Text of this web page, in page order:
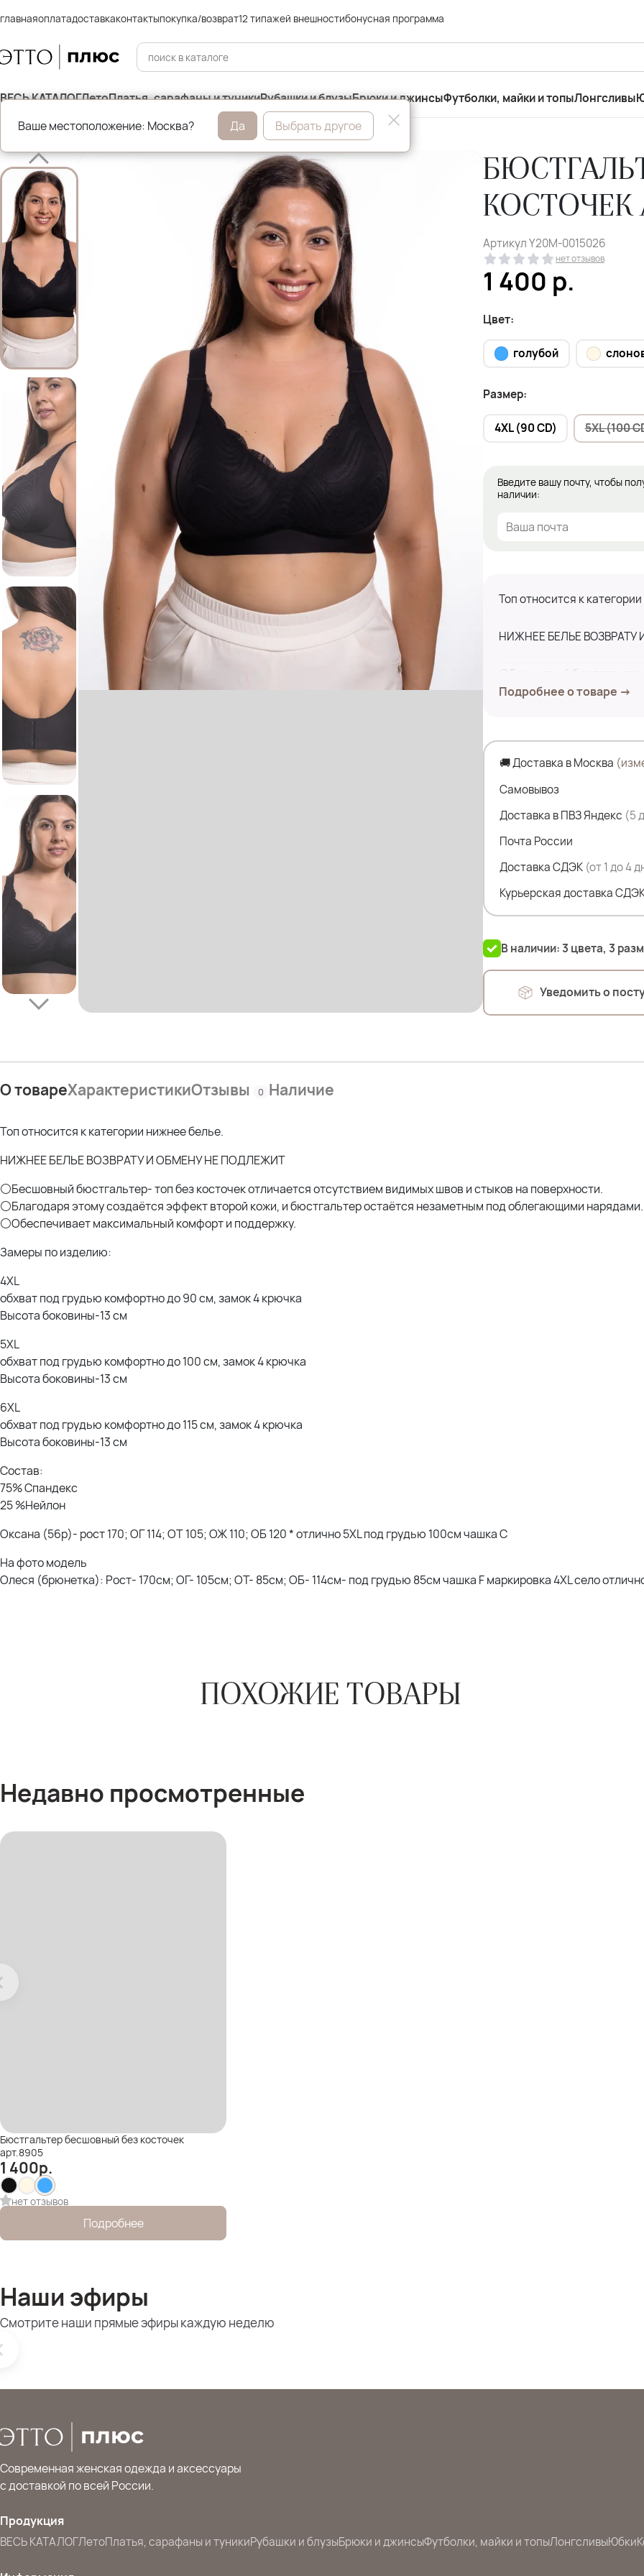
главнаяоплатадоставкаконтактыпокупка/возврат12 типажей внешностибонусная программа
ВЕСЬ КАТАЛОГЛетоПлатья, сарафаны и туникиРубашки и блузыБрюки и джинсыФутболки, майки и топыЛонгсливы
Главная Нижнее бельё
КОСТОЧЕК
АртикулY20M-0015026
нет отзывов
1 400 р.
Цвет:
голубой
Размер:
4XL (90 CD) 5XL (100
Введите вашу почту, чтобы
наличии:
Топ относится к
НИЖНЕЕ БЕЛЬЕ
⚪Бесшовный
швов и стыков на
Замеры по изделию:
обхват под грудью
Высота боковины-13 см
обхват под грудью
Высота боковины-13 см
6XL
обхват под грудью
Высота боковины-13 см
25 %Нейлон
чашка F маркировка 4XL
Подробнее о товаре →
🚚 Доставка в Москва
Самовывоз
Доставка в ПВЗ Яндекс (5
Почта России
Доставка СДЭК (от 1 до 4
Курьерская доставка
В наличии: 3 цвета, 3
Уведомить о
О товареХарактеристикиОтзывы 0 Наличие
Топ относится к категории нижнее белье.
НИЖНЕЕ БЕЛЬЕ ВОЗВРАТУ И ОБМЕНУ НЕ ПОДЛЕЖИТ
⚪Бесшовный бюстгальтер- топ без косточек отличается отсутствием видимых швов и стыков на поверхности.
⚪Благодаря этому создаётся эффект второй кожи, и бюстгальтер остаётся незаметным под облегающими нарядами.
⚪Обеспечивает максимальный комфорт и поддержку.
Замеры по изделию:
4XL
обхват под грудью комфортно до 90 см, замок 4 крючка
Высота боковины-13 см
5XL
обхват под грудью комфортно до 100 см, замок 4 крючка
Высота боковины-13 см
6XL
обхват под грудью комфортно до 115 см, замок 4 крючка
Высота боковины-13 см
Состав:
75% Спандекс
25 %Нейлон
Оксана (56р)- рост 170; ОГ 114; ОТ 105; ОЖ 110; ОБ 120 * отлично 5XL под грудью 100см чашка С
На фото модель
Олеся (брюнетка): Рост- 170см; ОГ- 105см; ОТ- 85см; ОБ- 114см- под грудью 85см чашка F маркировка 4XL село
ПОХОЖИЕ ТОВАРЫ
Недавно просмотренные
Бюстгальтер бесшовный без косточек
арт.8905
1 400р.
нет отзывов
Подробнее
Наши эфиры
Смотрите наши прямые эфиры каждую неделю
Современная женская одежда и аксессуары
с доставкой по всей России.
Продукция
ВЕСЬ КАТАЛОГЛетоПлатья, сарафаны и туникиРубашки и блузыБрюки и джинсыФутболки, майки и топыЛонгсливыЮбки
Ваше местоположение: Москва? Да Выбрать другое